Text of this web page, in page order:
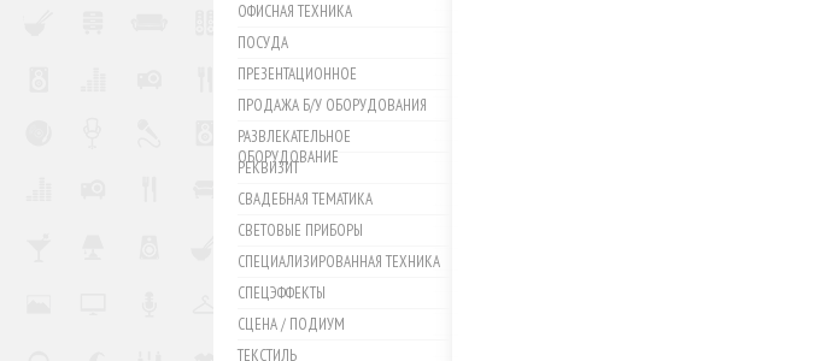
ОФИСНАЯ ТЕХНИКА
ПОСУДА
ПРЕЗЕНТАЦИОННОЕ
ПРОДАЖА Б/У ОБОРУДОВАНИЯ
РАЗВЛЕКАТЕЛЬНОЕ
ОБОРУДОВАНИЕ
РЕКВИЗИТ
СВАДЕБНАЯ ТЕМАТИКА
СВЕТОВЫЕ ПРИБОРЫ
СПЕЦИАЛИЗИРОВАННАЯ ТЕХНИКА
СПЕЦЭФФЕКТЫ
СЦЕНА / ПОДИУМ
ТЕКСТИЛЬ